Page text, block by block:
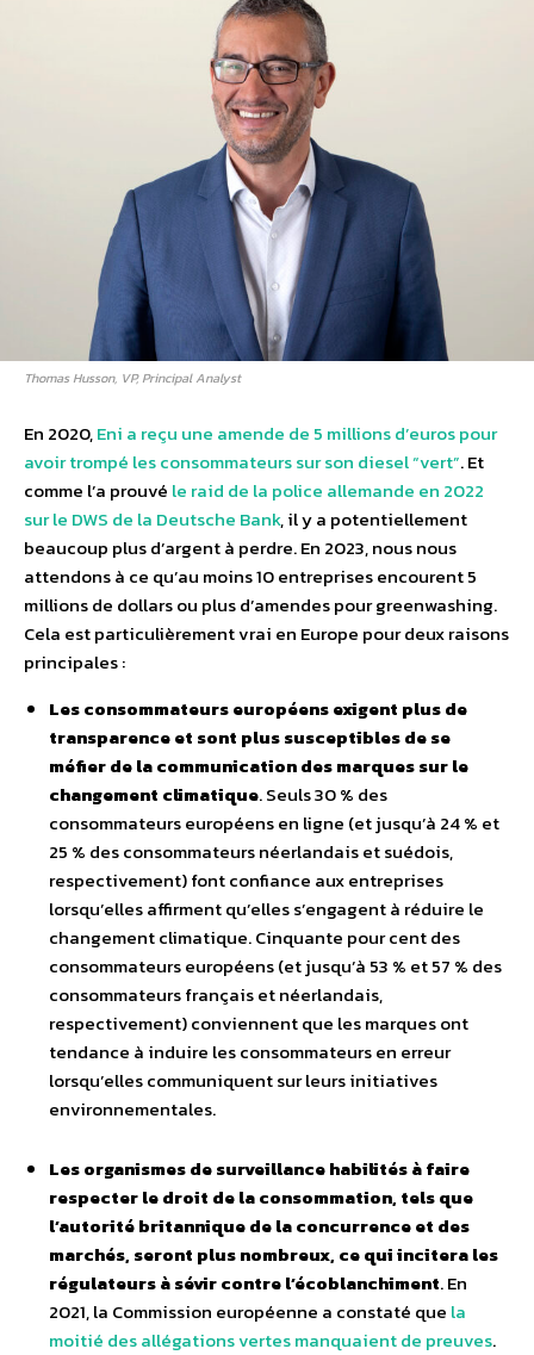
Thomas Husson, VP, Principal Analyst
En 2020,Eni a reçu une amende de 5 millions d’euros pour
avoir trompé les consommateurs sur son diesel “vert”. Et
comme l’a prouvé le raid de la police allemande en 2022
sur le DWS de la Deutsche Bank, il y a potentiellement
beaucoup plus d’argent à perdre. En 2023, nous nous
attendons à ce qu’au moins 10 entreprises encourent 5
millions de dollars ou plus d’amendes pour greenwashing.
Cela est particulièrement vrai en Europe pour deux raisons
principales :
Les consommateurs européens exigent plus de
transparence et sont plus susceptibles de se
méfier de la communication des marques sur le
changement climatique. Seuls 30 % des
consommateurs européens en ligne (et jusqu’à 24 % et
25 % des consommateurs néerlandais et suédois,
respectivement) font confiance aux entreprises
lorsqu’elles affirment qu’elles s’engagent à réduire le
changement climatique. Cinquante pour cent des
consommateurs européens (et jusqu’à 53 % et 57 % des
consommateurs français et néerlandais,
respectivement) conviennent que les marques ont
tendance à induire les consommateurs en erreur
lorsqu’elles communiquent sur leurs initiatives
environnementales.
Les organismes de surveillance habilités à faire
respecter le droit de la consommation, tels que
l’autorité britannique de la concurrence et des
marchés, seront plus nombreux, ce qui incitera les
régulateurs à sévir contre l’écoblanchiment. En
2021, la Commission européenne a constaté que la
moitié des allégations vertes manquaient de preuves.